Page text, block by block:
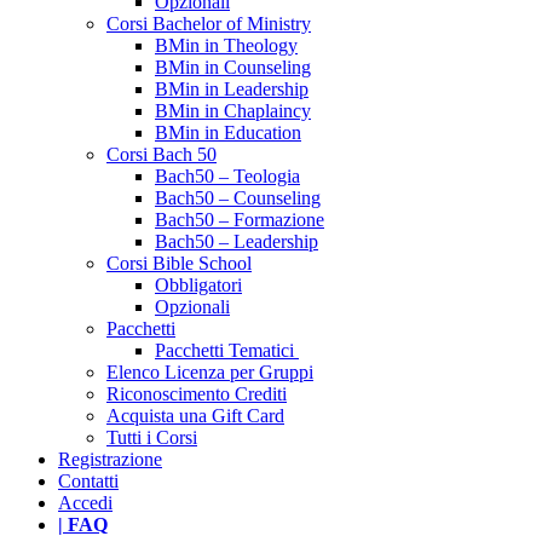
Corsi Bachelor of Ministry
BMin in Theology
BMin in Counseling
BMin in Leadership
BMin in Chaplaincy
BMin in Education
Corsi Bach 50
Bach50 – Teologia
Bach50 – Counseling
Bach50 – Formazione
Bach50 – Leadership
Corsi Bible School
Obbligatori
Opzionali
Pacchetti
Pacchetti Tematici
Elenco Licenza per Gruppi
Riconoscimento Crediti
Acquista una Gift Card
Tutti i Corsi
Registrazione
Contatti
Accedi
| FAQ